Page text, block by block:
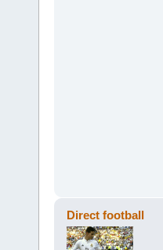
Direct football